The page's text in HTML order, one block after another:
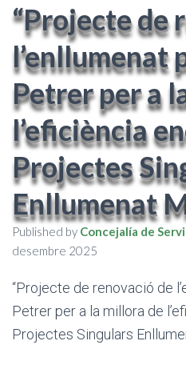
“Projecte de
l’enllumenat
Petrer per a
l’eficiència
Projectes
Enllumenat
Published by Concejalía de
desembre 2025
“Projecte de renovació de
Petrer per a la millora de
Projectes Singulars